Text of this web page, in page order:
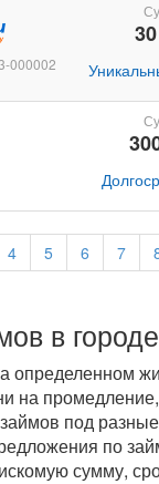
4 5 6 7
000002
в
определенном
на
под
по
сумму,